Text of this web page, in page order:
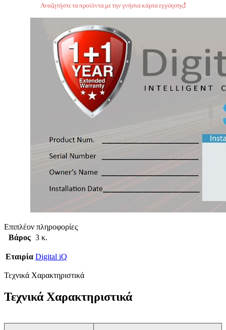
Αναζητήστε τα προϊόντα με την γνήσια κάρτα εγγύησης!
Επιπλέον πληροφορίες
Βάρος 3 κ.
Εταιρία Digital iQ
Τεχνικά Χαρακτηριστικά
Τεχνικά Χαρακτηριστικά